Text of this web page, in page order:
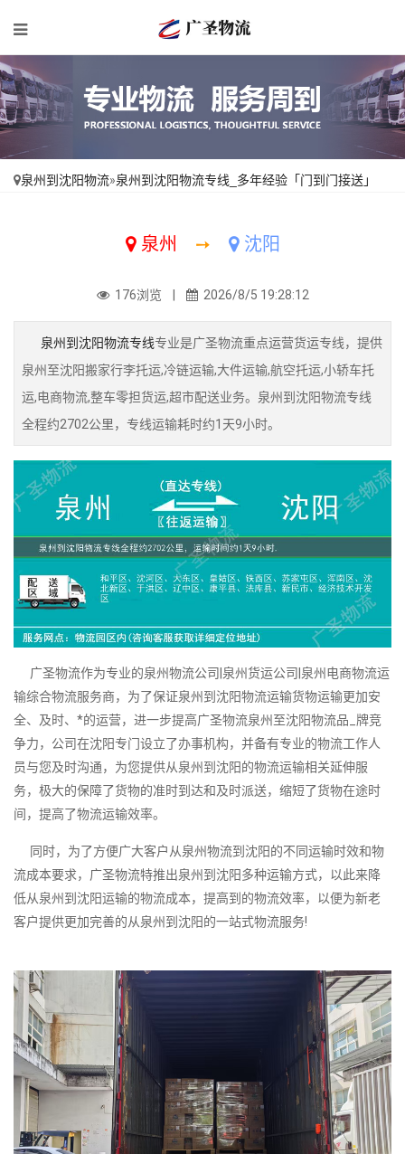
泉州到沈阳物流»泉州到沈阳物流专线_多年经验「门到门接送」
泉州 ➙ 沈阳
176浏览 | 2026/8/5 19:28:12
泉州到沈阳物流专线专业是广圣物流重点运营货运专线，提供
泉州至沈阳搬家行李托运,冷链运输,大件运输,航空托运,小轿车托
运,电商物流,整车零担货运,超市配送业务。泉州到沈阳物流专线
全程约2702公里，专线运输耗时约1天9小时。
广圣物流作为专业的泉州物流公司|泉州货运公司|泉州电商物流运
输综合物流服务商，为了保证泉州到沈阳物流运输货物运输更加安
全、及时、*的运营，进一步提高广圣物流泉州至沈阳物流品_牌竞
争力，公司在沈阳专门设立了办事机构，并备有专业的物流工作人
员与您及时沟通，为您提供从泉州到沈阳的物流运输相关延伸服
务，极大的保障了货物的准时到达和及时派送，缩短了货物在途时
间，提高了物流运输效率。
同时，为了方便广大客户从泉州物流到沈阳的不同运输时效和物
流成本要求，广圣物流特推出泉州到沈阳多种运输方式，以此来降
低从泉州到沈阳运输的物流成本，提高到的物流效率，以便为新老
客户提供更加完善的从泉州到沈阳的一站式物流服务!